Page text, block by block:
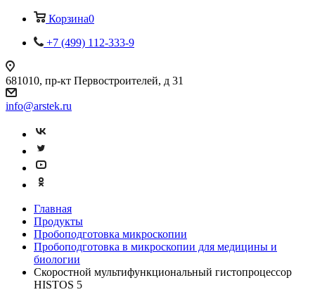
Корзина0
+7 (499) 112-333-9
681010, пр-кт Первостроителей, д 31
info@arstek.ru
Главная
Продукты
Пробоподготовка микроскопии
Пробоподготовка в микроскопии для медицины и
биологии
Скоростной мультифункциональный гистопроцессор
HISTOS 5